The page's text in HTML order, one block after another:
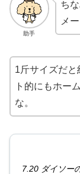
助手
ち
メ
1斤サイズだと
ト的にもホー
な。
7.20 ダイソー